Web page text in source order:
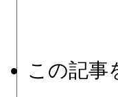
この記事